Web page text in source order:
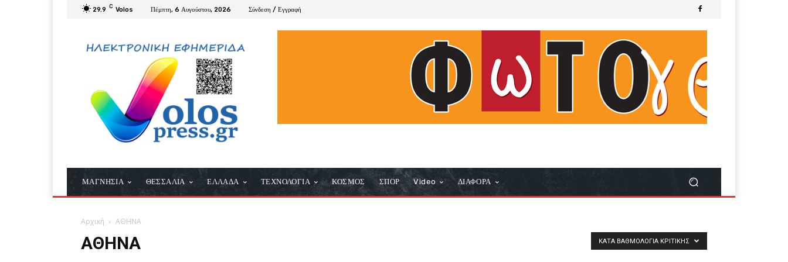
29.9 C Volos Πέμπτη, 6 Αυγούστου, 2026 Σύνδεση / Εγγραφή
ΜΑΓΝΗΣΙΑ ΘΕΣΣΑΛΙΑ ΕΛΛΑΔΑ ΤΕΧΝΟΛΟΓΙΑ ΚΟΣΜΟΣ ΣΠΟΡ Video ΔΙΑΦΟΡΑ
Αρχική ΑΘΗΝΑ
ΑΘΗΝΑ ΚΑΤΆ ΒΑΘΜΟΛΟΓΊΑ ΚΡΙΤΙΚΉΣ